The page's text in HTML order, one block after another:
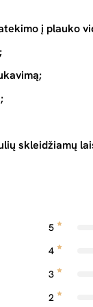
į plauko
skleidžiamų
5
4
3
2